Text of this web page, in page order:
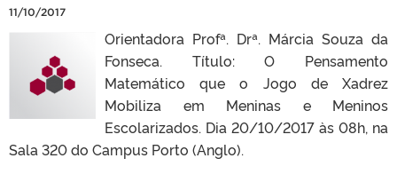
11/10/2017
Orientadora Profª. Drª. Márcia Souza da
Fonseca. Título: O Pensamento
Matemático que o Jogo de Xadrez
Mobiliza em Meninas e Meninos
Escolarizados. Dia 20/10/2017 às 08h, na
Sala 320 do Campus Porto (Anglo).